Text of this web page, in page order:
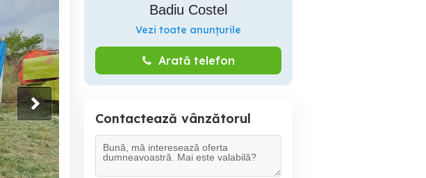
Badiu Costel
Vezi toate anunțurile
Arată telefon
Contactează vânzătorul